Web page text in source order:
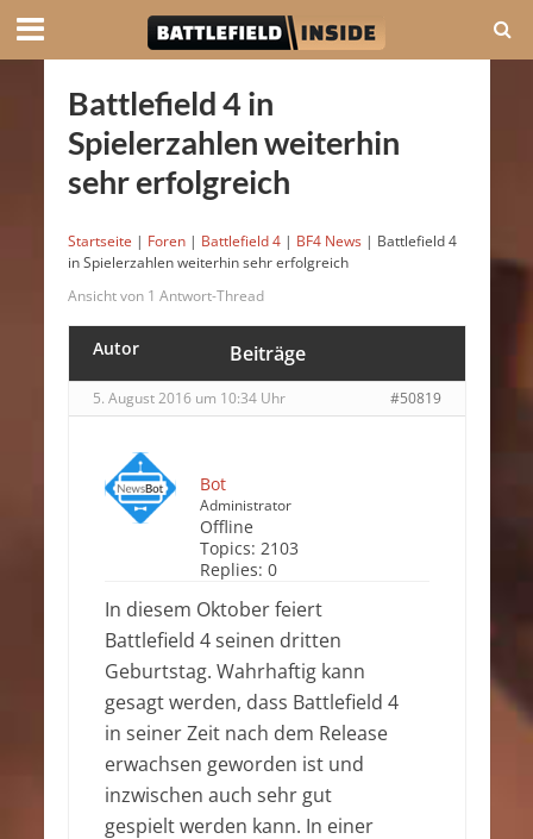
Battlefield 4 in
Spielerzahlen weiterhin
sehr erfolgreich
Startseite | Foren | Battlefield 4 | BF4 News | Battlefield 4
in Spielerzahlen weiterhin sehr erfolgreich
Ansicht von 1 Antwort-Thread
Autor Beiträge
5. August 2016 um 10:34 Uhr #50819
Bot
Administrator
Offline
Topics: 2103
Replies: 0
In diesem Oktober feiert
Battlefield 4 seinen dritten
Geburtstag. Wahrhaftig kann
gesagt werden, dass Battlefield 4
in seiner Zeit nach dem Release
erwachsen geworden ist und
inzwischen auch sehr gut
gespielt werden kann. In einer